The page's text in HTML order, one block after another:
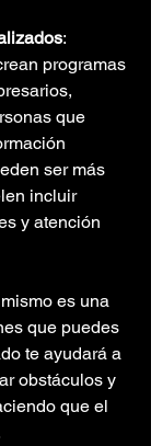
:
programas
que
ser más
incluir
y atención
es una
que puedes
te ayudará a
obstáculos y
que el